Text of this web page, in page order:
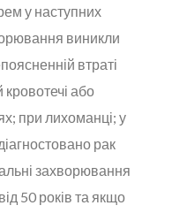
у наступних
виникли
втраті
кровотечі або
при лихоманці; у
рак
захворювання
50 років та якщо